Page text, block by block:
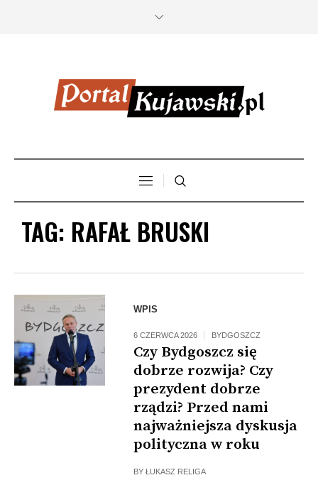
TAG: RAFAŁ BRUSKI
Fot: UMB
WPIS
6 CZERWCA 2026 BYDGOSZCZ
Czy Bydgoszcz się
dobrze rozwija? Czy
prezydent dobrze
rządzi? Przed nami
najważniejsza dyskusja
polityczna w roku
BYŁUKASZ RELIGA